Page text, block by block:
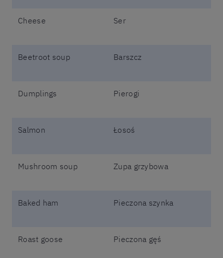
Cheese Ser
Beetroot soup Barszcz
Dumplings Pierogi
Salmon Łosoś
Mushroom soup Zupa grzybowa
Baked ham Pieczona szynka
Roast goose Pieczona gęś